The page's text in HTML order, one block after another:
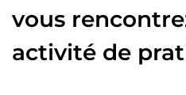
vous
activité de